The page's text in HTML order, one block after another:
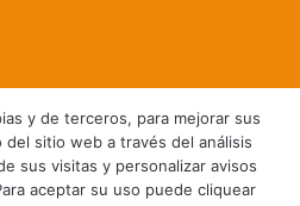
Política de privacidad
de Uso
Política de Cookies
y de terceros, para mejorar sus
sitio web a través del análisis
sus visitas y personalizar avisos
aceptar su uso puede cliquear